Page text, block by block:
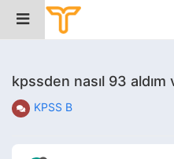
kpssden nasıl 93
KPSS B